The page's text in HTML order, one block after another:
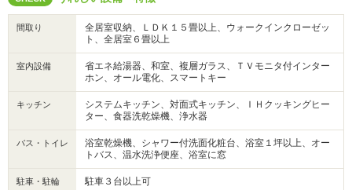
間取り
全居室収納、ＬＤＫ１５畳以上、ウォークインクローゼッ
ト、全居室６畳以上
室内設備
省エネ給湯器、和室、複層ガラス、ＴＶモニタ付インター
ホン、オール電化、スマートキー
キッチン
システムキッチン、対面式キッチン、ＩＨクッキングヒー
ター、食器洗乾燥機、浄水器
バス・トイレ
浴室乾燥機、シャワー付洗面化粧台、浴室１坪以上、オー
トバス、温水洗浄便座、浴室に窓
駐車・駐輪 駐車３台以上可